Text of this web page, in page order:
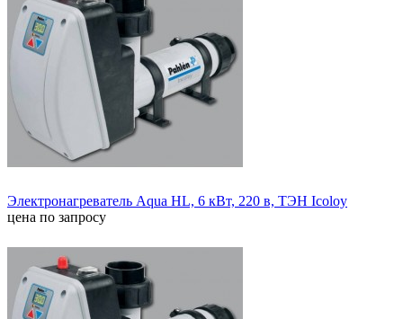
Электронагреватель Aqua HL, 6 кВт, 220 в, ТЭН Icoloy
цена по запросу